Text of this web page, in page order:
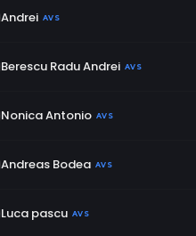
Andrei AVS
Berescu Radu Andrei AVS
Nonica Antonio AVS
Andreas Bodea AVS
Luca pascu AVS